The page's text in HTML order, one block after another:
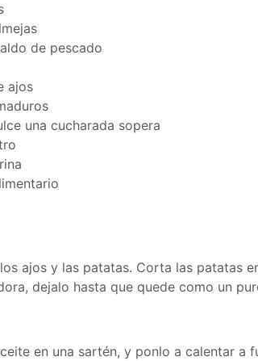
de pescado
ajos
una cucharada sopera
ajos y las patatas. Corta las patatas
dejalo hasta que quede como un
en una sartén, y ponlo a calentar a